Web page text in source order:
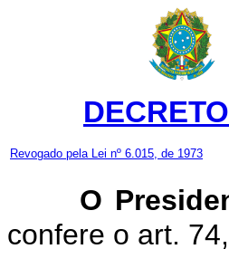
Revogado pela Lei nº 6.015, de 1973
O
confere o art.